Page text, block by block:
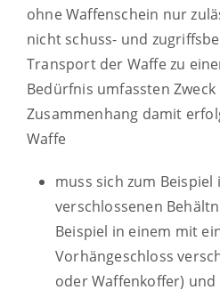
ohne Waffenschein nur
nicht schuss- und
Transport der Waffe zu
Bedürfnis umfassten
Zusammenhang damit
Waffe
muss sich zum Beispiel
verschlossenen
Beispiel in einem mit
Vorhängeschloss
oder Waffenkoffer) und